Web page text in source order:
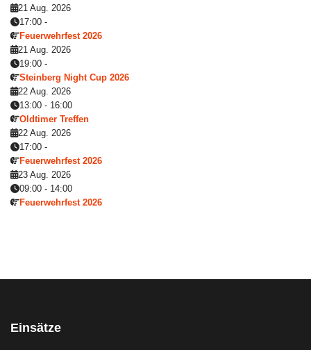
21 Aug. 2026
17:00 -
Feuerwehrfest 2026
21 Aug. 2026
19:00 -
Steinberg Night Cup 2026
22 Aug. 2026
13:00 - 16:00
Oldtimer Treffen
22 Aug. 2026
17:00 -
Feuerwehrfest 2026
23 Aug. 2026
09:00 - 14:00
Feuerwehrfest 2026
Einsätze